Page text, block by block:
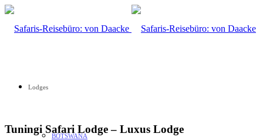
Lodges
BOTSWANA
Tuningi Safari Lodge – Luxus Lodge